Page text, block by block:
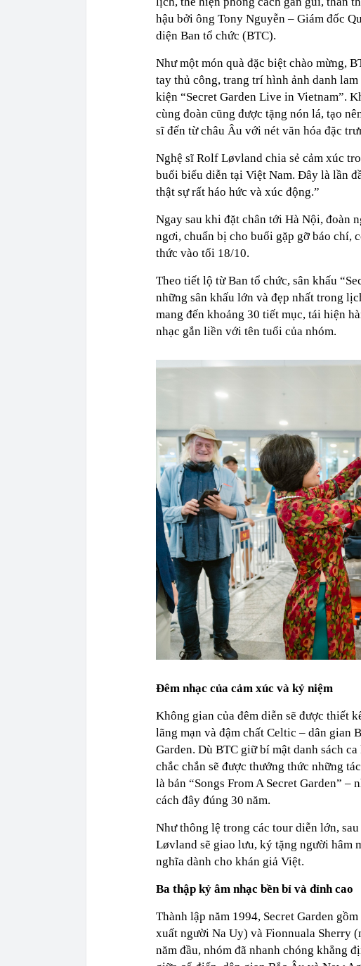
hậu bởi ông Tony Nguyễn – Giám đốc
diện Ban tổ chức (BTC).
Như một món quà đặc biệt chào mừng,
tay thủ công, trang trí hình ảnh danh
kiện “Secret Garden Live in Vietnam”.
cùng đoàn cũng được tặng nón lá, tạo
sĩ đến từ châu Âu với nét văn hóa đặc
Nghệ sĩ Rolf Løvland chia sẻ cảm xúc
buổi biểu diễn tại Việt Nam. Đây là lần
thật sự rất háo hức và xúc động.”
Ngay sau khi đặt chân tới Hà Nội, đoàn
ngơi, chuẩn bị cho buổi gặp gỡ báo chí,
thức vào tối 18/10.
Theo tiết lộ từ Ban tổ chức, sân khấu
những sân khấu lớn và đẹp nhất trong
mang đến khoảng 30 tiết mục, tái hiện
nhạc gắn liền với tên tuổi của nhóm.
Đêm nhạc của cảm xúc và kỷ niệm
Không gian của đêm diễn sẽ được thiết
lãng mạn và đậm chất Celtic – dân gian
Garden. Dù BTC giữ bí mật danh sách
chắc chắn sẽ được thưởng thức những
là bản “Songs From A Secret Garden” –
cách đây đúng 30 năm.
Như thông lệ trong các tour diễn lớn,
Løvland sẽ giao lưu, ký tặng người hâm
nghĩa dành cho khán giả Việt.
Ba thập kỷ âm nhạc bền bỉ và đỉnh cao
Thành lập năm 1994, Secret Garden
xuất người Na Uy) và Fionnuala Sherry
năm đầu, nhóm đã nhanh chóng khẳng